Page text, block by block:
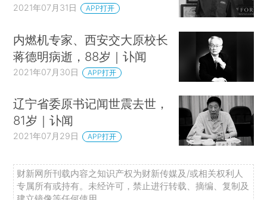
2021年07月31日 APP打开
内燃机专家、西安交大原校长
蒋德明病逝，88岁｜讣闻
2021年07月30日 APP打开
辽宁省委原书记闻世震去世，
81岁｜讣闻
2021年07月29日 APP打开
财新网所刊载内容之知识产权为财新传媒及/或相关权利人
专属所有或持有。未经许可，禁止进行转载、摘编、复制及